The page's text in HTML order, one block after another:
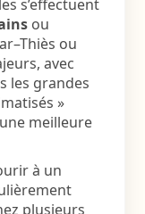
s’effectuent
ou
ou
avec
les grandes
»
meilleure
à un
plusieurs